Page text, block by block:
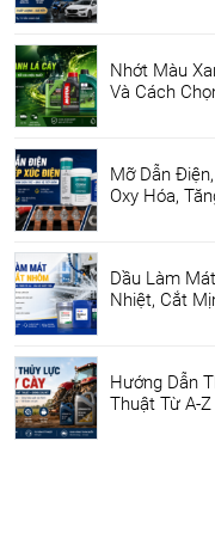
Nhớt Màu
Và Cách
Mỡ Dẫn
Oxy Hóa,
Dầu Làm
Nhiệt, Cắt
Hướng Dẫn
Thuật Từ A-Z